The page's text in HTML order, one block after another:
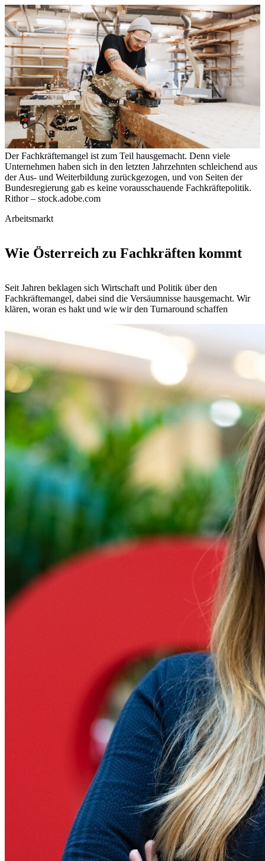
Der Fachkräftemangel ist zum Teil hausgemacht. Denn viele
Unternehmen haben sich in den letzten Jahrzehnten schleichend aus
der Aus- und Weiterbildung zurückgezogen, und von Seiten der
Bundesregierung gab es keine vorausschauende Fachkräftepolitik.
Rithor – stock.adobe.com
Arbeitsmarkt
Wie Österreich zu Fachkräften kommt
Seit Jahren beklagen sich Wirtschaft und Politik über den
Fachkräftemangel, dabei sind die Versäumnisse hausgemacht. Wir
klären, woran es hakt und wie wir den Turnaround schaffen